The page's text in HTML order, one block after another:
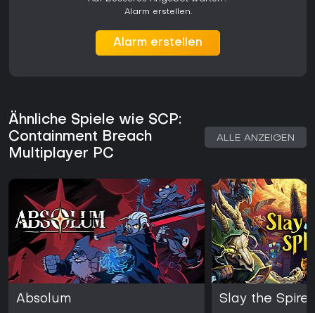
Alarm erstellen.
Alarm erstellen
Ähnliche Spiele wie SCP:
Containment Breach
Multiplayer PC
ALLE ANZEIGEN
Absolum Slay the Spire